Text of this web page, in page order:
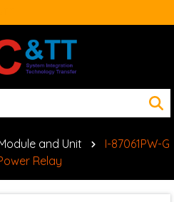
and Unit
I-87061PW-G
Relay